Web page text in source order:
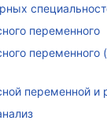
переменного
переменного
переменной и